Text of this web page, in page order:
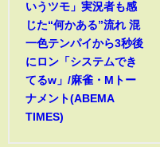
いうツモ」実況者も感
じた“何かある”流れ 混
一色テンパイから3秒後
にロン「システムでき
てるw」/麻雀・Mトー
ナメント(ABEMA
TIMES)